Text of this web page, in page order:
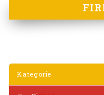
Kategorie